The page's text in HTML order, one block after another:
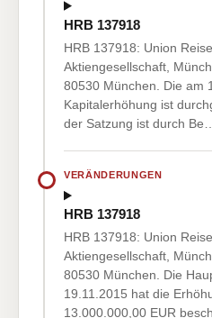
HRB 137918
HRB 137918: Union
Aktiengesellschaft,
80530 München. Die am
Kapitalerhöhung ist
der Satzung ist durch Be…
VERÄNDERUNGEN
HRB 137918
HRB 137918: Union
Aktiengesellschaft,
80530 München. Die
19.11.2015 hat die
13.000.000,00 EUR